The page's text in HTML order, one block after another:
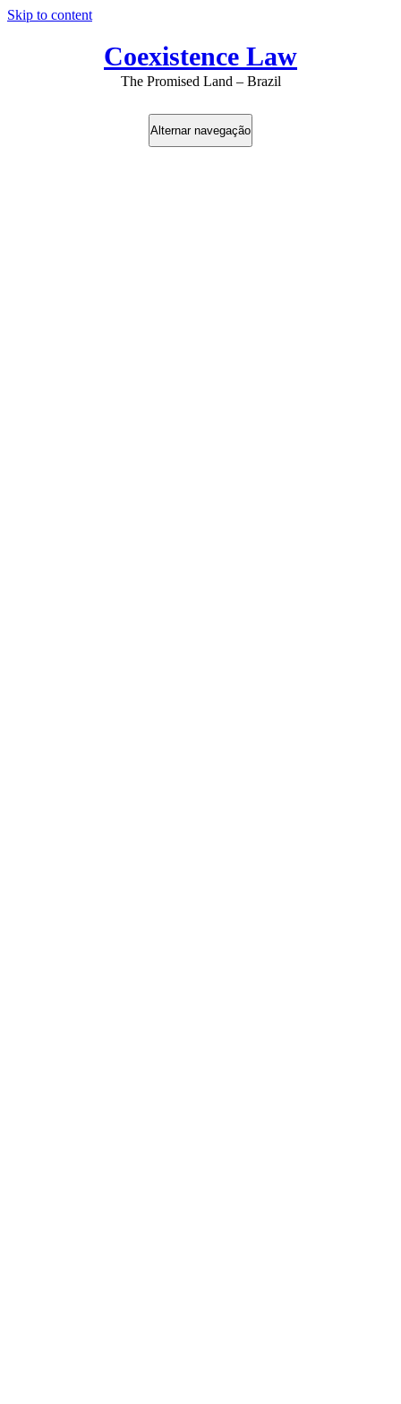
Skip to content
Coexistence Law
The Promised Land – Brazil
Alternar navegação